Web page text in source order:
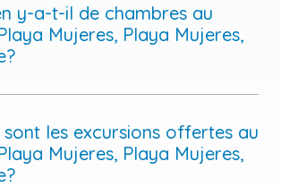
y-a-t-il de chambres au
Mujeres, Playa Mujeres,
sont les excursions offertes au
Mujeres, Playa Mujeres,